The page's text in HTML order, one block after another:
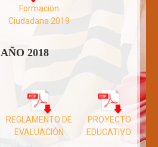
Formación
Ciudadana 2019
AÑO 2018
REGLAMENTO DE
EVALUACIÓN
PROYECTO
EDUCATIVO